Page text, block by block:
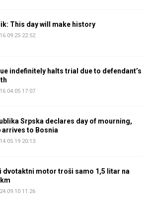
This day will make history
22:52
indefinitely halts trial due to defendant’s
17:07
Srpska declares day of mourning,
arrives to Bosnia
20:13
dvotaktni motor troši samo 1,5 litar na
11:26